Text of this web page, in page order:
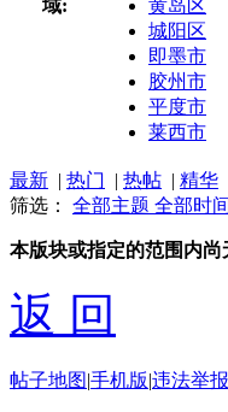
域:
黄岛区
城阳区
即墨市
胶州市
平度市
莱西市
最新 | 热门 | 热帖 | 精华
筛选： 全部主题 全部时间
本版块或指定的范围内尚
返 回
帖子地图|手机版|违法举报